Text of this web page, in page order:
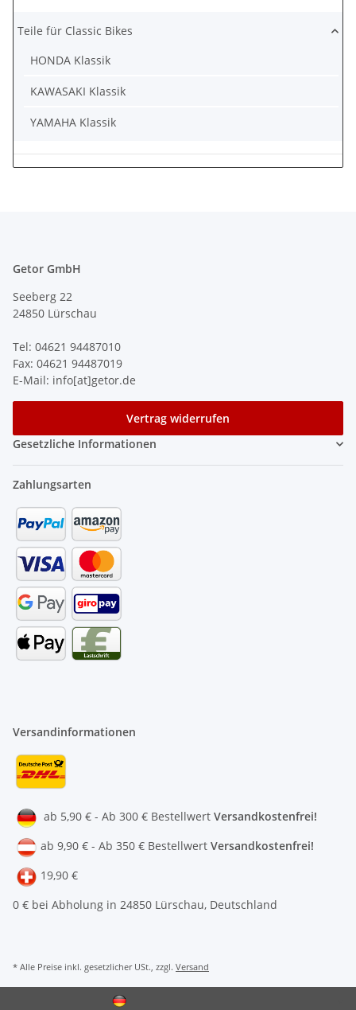
Teile für Classic Bikes
HONDA Klassik
KAWASAKI Klassik
YAMAHA Klassik
Getor GmbH
Seeberg 22
24850 Lürschau
Tel: 04621 94487010
Fax: 04621 94487019
E-Mail: info[at]getor.de
Vertrag widerrufen
Gesetzliche Informationen
Zahlungsarten
Versandinformationen
ab 5,90 € - Ab 300 € Bestellwert Versandkostenfrei!
ab 9,90 € - Ab 350 € Bestellwert Versandkostenfrei!
19,90 €
0 € bei Abholung in 24850 Lürschau, Deutschland
* Alle Preise inkl. gesetzlicher USt., zzgl. Versand